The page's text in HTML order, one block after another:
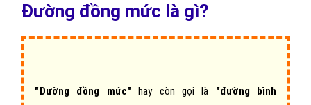
Đường đồng mức là gì?
"Đường đồng mức"hay còn gọi là "đường bình